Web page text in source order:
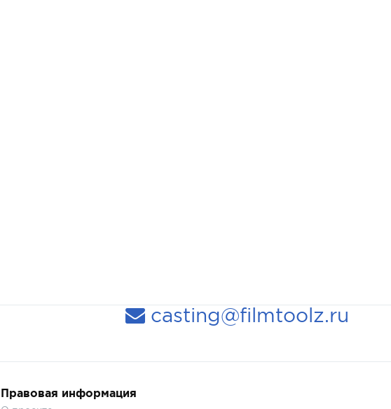
casting@filmtoolz.ru
Правовая информация